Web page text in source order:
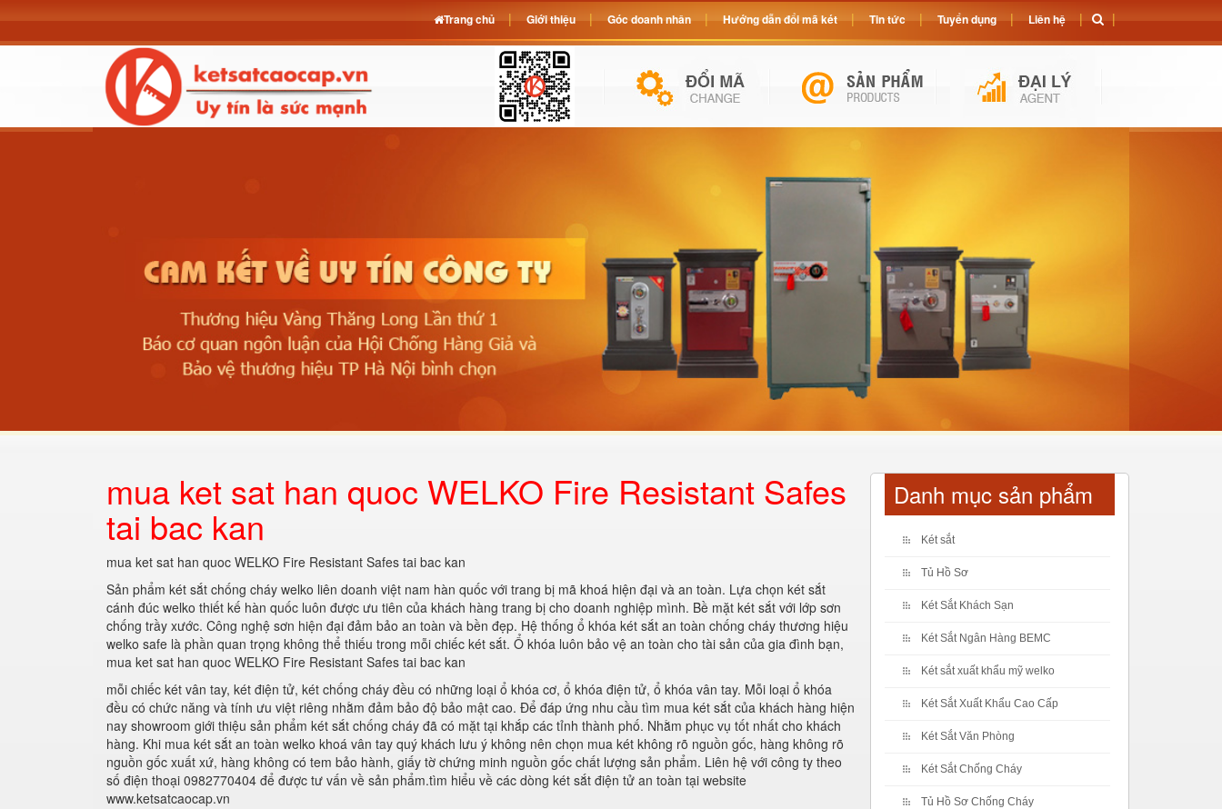
mua ket sat han quoc WELKO Fire Resistant Safes
tai bac kan
mua ket sat han quoc WELKO Fire Resistant Safes tai bac kan
Sản phẩm két sắt chống cháy welko liên doanh việt nam hàn quốc với trang bị mã khoá hiện đại và an toàn. Lựa chọn két sắt
cánh đúc welko thiết kế hàn quốc luôn được ưu tiên của khách hàng trang bị cho doanh nghiệp mình. Bề mặt két sắt với lớp sơn
chống trầy xước. Công nghệ sơn hiện đại đảm bảo an toàn và bền đẹp. Hệ thống ổ khóa két sắt an toàn chống cháy thương hiệu
welko safe là phần quan trọng không thể thiếu trong mỗi chiếc két sắt. Ổ khóa luôn bảo vệ an toàn cho tài sản của gia đình bạn,
mua ket sat han quoc WELKO Fire Resistant Safes tai bac kan
mỗi chiếc két vân tay, két điện tử, két chống cháy đều có những loại ổ khóa cơ, ổ khóa điện tử, ổ khóa vân tay. Mỗi loại ổ khóa
đều có chức năng và tính ưu việt riêng nhằm đảm bảo độ bảo mật cao. Để đáp ứng nhu cầu tìm mua két sắt của khách hàng hiện
nay showroom giới thiệu sản phẩm két sắt chống cháy đã có mặt tại khắp các tỉnh thành phố. Nhằm phục vụ tốt nhất cho khách
hàng. Khi mua két sắt an toàn welko khoá vân tay quý khách lưu ý không nên chọn mua két không rõ nguồn gốc, hàng không rõ
nguồn gốc xuất xứ, hàng không có tem bảo hành, giấy tờ chứng minh nguồn gốc chất lượng sản phẩm. Liên hệ với công ty theo
số điện thoại 0982770404 để được tư vấn về sản phẩm.tìm hiểu về các dòng két sắt điện tử an toàn tại website
www.ketsatcaocap.vn
Danh mục sản phẩm
Két sắt
Tủ Hồ Sơ
Két Sắt Khách Sạn
Két Sắt Ngân Hàng BEMC
Két sắt xuất khẩu mỹ welko
Két Sắt Xuất Khẩu Cao Cấp
Két Sắt Văn Phòng
Két Sắt Chống Cháy
Tủ Hồ Sơ Chống Cháy
Trang chủ Giới thiệu Góc doanh nhân Hướng dẫn đổi mã két Tin tức Tuyển dụng Liên hệ